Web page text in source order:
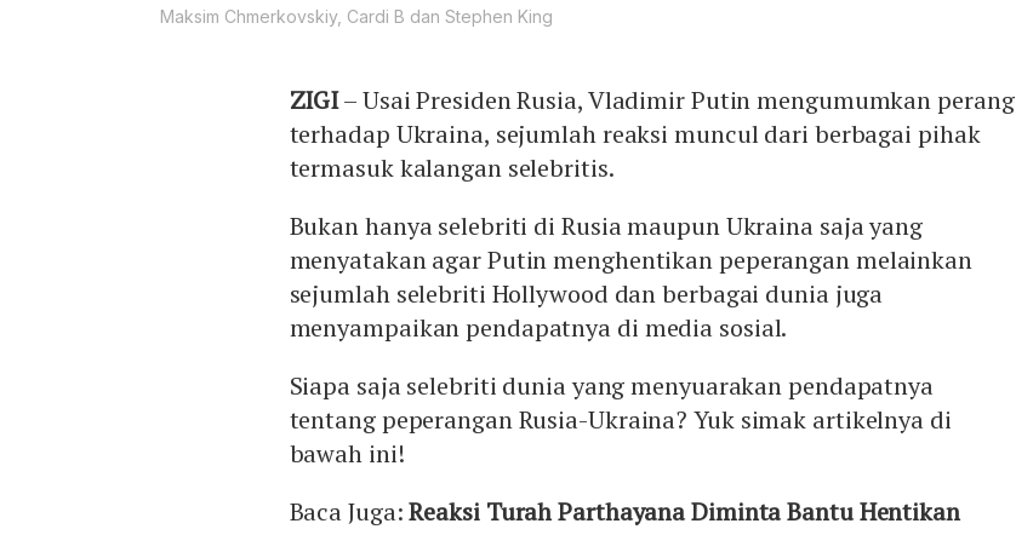
Maksim Chmerkovskiy, Cardi B dan Stephen King
ZIGI– Usai Presiden Rusia, Vladimir Putin mengumumkan perang
terhadap Ukraina, sejumlah reaksi muncul dari berbagai pihak
termasuk kalangan selebritis.
Bukan hanya selebriti di Rusia maupun Ukraina saja yang
menyatakan agar Putin menghentikan peperangan melainkan
sejumlah selebriti Hollywood dan berbagai dunia juga
menyampaikan pendapatnya di media sosial.
Siapa saja selebriti dunia yang menyuarakan pendapatnya
tentang peperangan Rusia-Ukraina? Yuk simak artikelnya di
bawah ini!
Baca Juga:Reaksi Turah Parthayana Diminta Bantu Hentikan